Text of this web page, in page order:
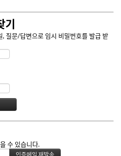
기
질문/답변으로 임시 비밀번호를 발급 받
수 있습니다.